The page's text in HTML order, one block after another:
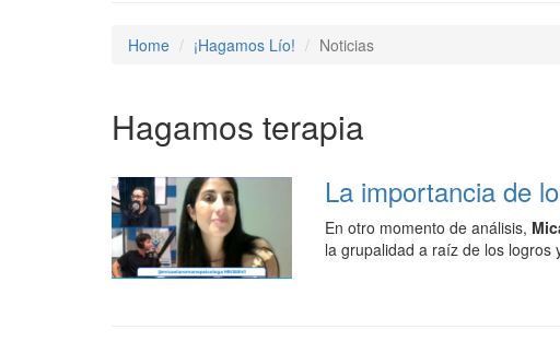
Home ¡Hagamos Lío! Noticias
Hagamos terapia
La importancia de
En otro momento de análisis,
la grupalidad a raíz de los logros